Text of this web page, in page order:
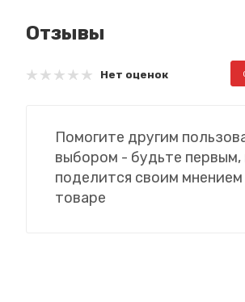
Отзывы
Нет оценок
Помогите другим
выбором - будьте первым,
поделится своим
товаре